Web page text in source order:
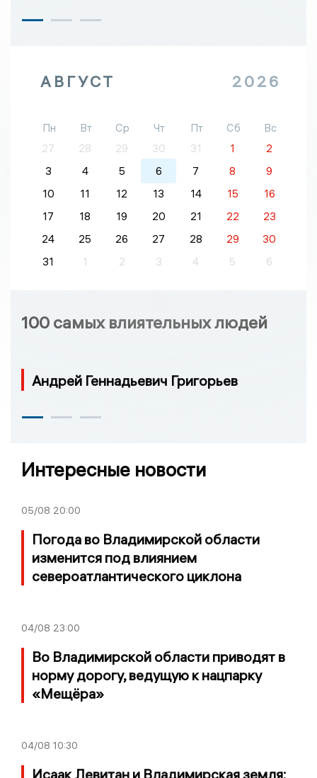
АВГУСТ 2026
Пн Вт Ср Чт Пт Сб
Вс
27
28 29 30 31 1
2
3
4 5 6 7 8
9
10
11 12 13 14 15
16
17
18 19 20 21 22
23
24
25 26 27 28 29
30
31
1 2 3 4 5 6
100 самых влиятельных людей
Андрей Геннадьевич Григорьев
Интересные новости
05/08 20:00
Погода во Владимирской области
изменится под влиянием
североатлантического циклона
04/08 23:00
Во Владимирской области приводят в
норму дорогу, ведущую к нацпарку
«Мещёра»
04/08 10:30
Исаак Левитан и Владимирская земля: